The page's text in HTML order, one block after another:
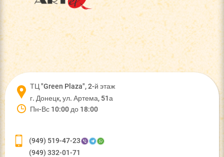
ТЦ "Green Plaza", 2-й этаж
г. Донецк, ул. Артема, 51а
Пн-Вс 10:00 до 18:00
(949) 519-47-23
(949) 332-01-71